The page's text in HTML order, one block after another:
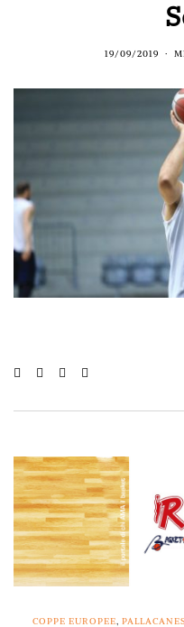
19/09/2019
COPPE EUROPEE,